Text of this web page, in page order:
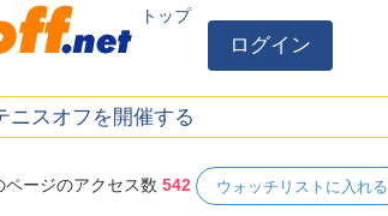
トップ
ログイン
ニスオフを開催する
ページのアクセス数542 ウォッチリストに入れる